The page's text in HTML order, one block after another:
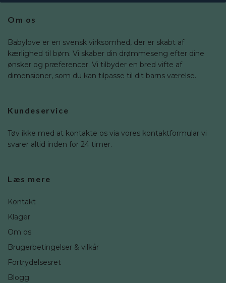
Om os
Babylove er en svensk virksomhed, der er skabt af
kærlighed til børn. Vi skaber din drømmeseng efter dine
ønsker og præferencer. Vi tilbyder en bred vifte af
dimensioner, som du kan tilpasse til dit barns værelse.
Kundeservice
Tøv ikke med at kontakte os via vores kontaktformular vi
svarer altid inden for 24 timer.
Læs mere
Kontakt
Klager
Om os
Brugerbetingelser & vilkår
Fortrydelsesret
Blogg